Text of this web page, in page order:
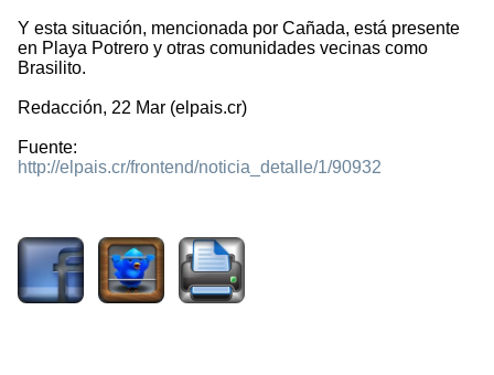
Y esta situación, mencionada por Cañada, está presente
en Playa Potrero y otras comunidades vecinas como
Brasilito.
Redacción, 22 Mar (elpais.cr)
Fuente:
http://elpais.cr/frontend/noticia_detalle/1/90932